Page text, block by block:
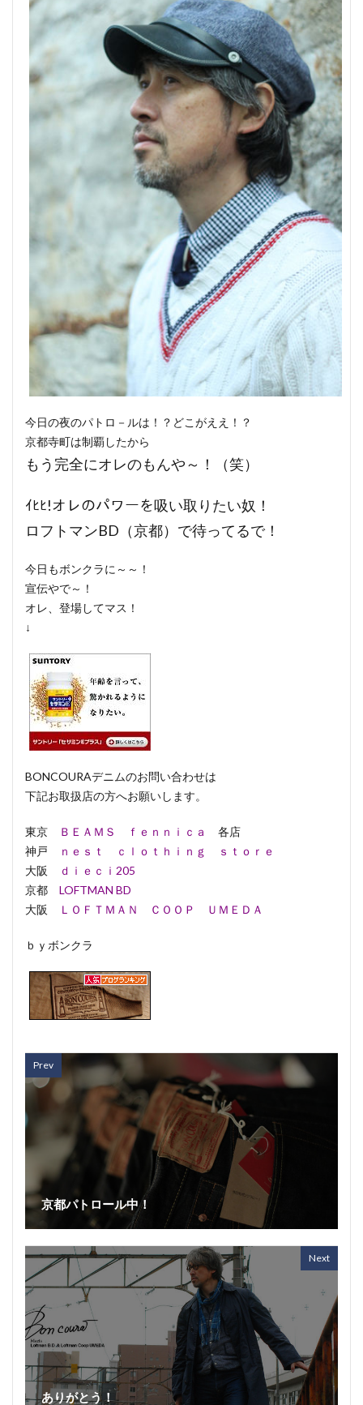
今日の夜のパトロ－ルは！？どこがええ！？
京都寺町は制覇したから
もう完全にオレのもんや～！（笑）
ｲﾋﾋ!オレのパワーを吸い取りたい奴！
ロフトマンBD（京都）で待ってるで！
今日もボンクラに～～！
宣伝やで～！
オレ、登場してマス！
↓
BONCOURAデニムのお問い合わせは
下記お取扱店の方へお願いします。
東京 ＢＥＡＭＳ ｆｅｎｎｉｃａ
各店
神戸
ｎｅｓｔ ｃｌｏｔｈｉｎｇ ｓｔｏｒｅ
大阪
ｄｉｅｃｉ205
京都 LOFTMAN BD
大阪
ＬＯＦＴＭＡＮ ＣＯＯＰ ＵＭＥＤＡ
ｂｙボンクラ
Prev
京都パトロール中！
Next
ありがとう！